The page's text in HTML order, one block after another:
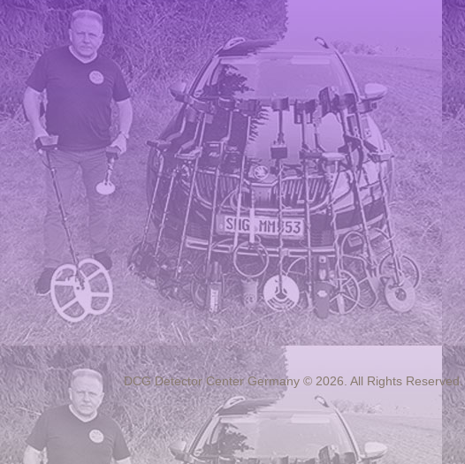
DCG Detector Center Germany © 2026. All Rights Reserved.